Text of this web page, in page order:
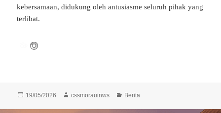
kebersamaan, didukung oleh antusiasme seluruh pihak yang
terlibat.
Diposkan
19/05/2026 Penulis
cssmorauinws Kategori
Berita